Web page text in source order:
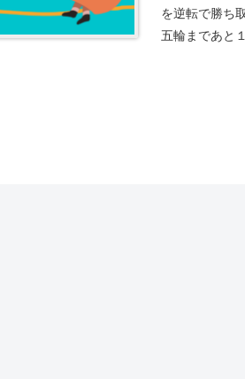
を逆転で勝ち
五輪まであと